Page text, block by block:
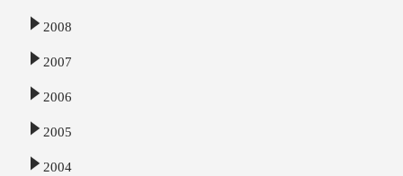
2008
2007
2006
2005
2004